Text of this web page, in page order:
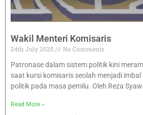
Wakil Menteri Komisaris
24th July 2025
No Comments
Patronase dalam sistem politik kini
saat kursi komisaris seolah menjadi
politik pada masa pemilu. Oleh Reza
Read More »